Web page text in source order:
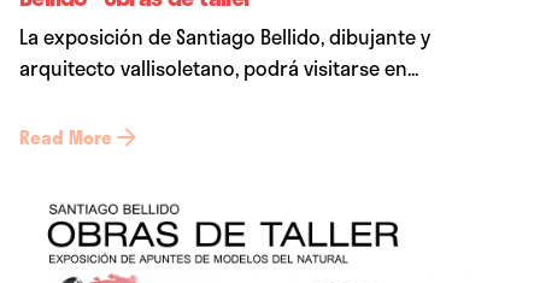
La exposición de Santiago Bellido, dibujante y
arquitecto vallisoletano, podrá visitarse en...
Read More